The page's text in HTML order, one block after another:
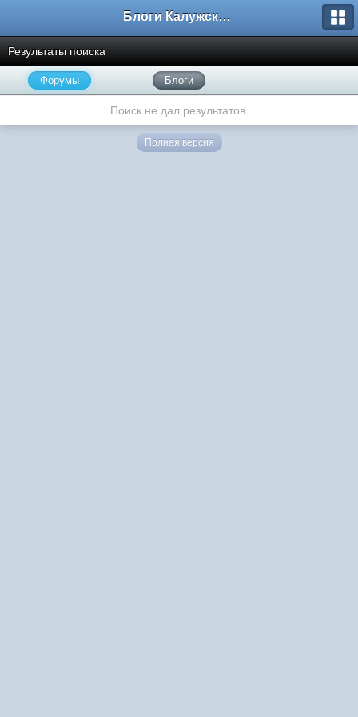
Блоги Калужского перекрестка
Результаты поиска
Форумы Блоги
Поиск не дал результатов.
Полная версия